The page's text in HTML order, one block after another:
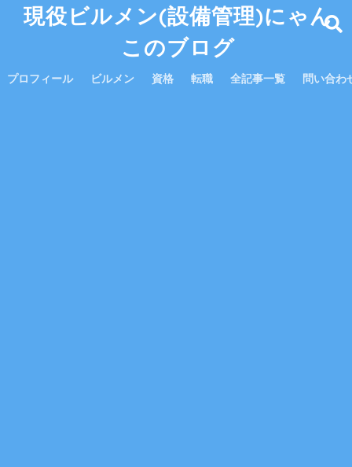
現役ビルメン(設備管理)にゃん
このブログ
プロフィール ビルメン 資格 転職 全記事一覧 問い合わ